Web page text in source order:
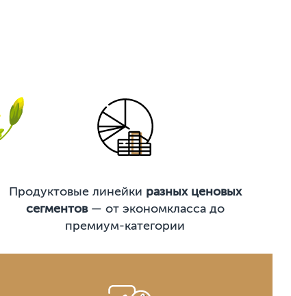
Продуктовые линейки разных ценовых
сегментов— от экономкласса до
премиум-категории